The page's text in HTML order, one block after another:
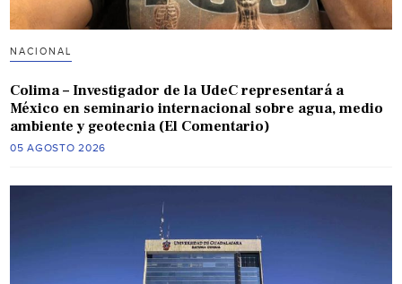
NACIONAL
Colima – Investigador de la UdeC representará a
México en seminario internacional sobre agua, medio
ambiente y geotecnia (El Comentario)
05 AGOSTO 2026